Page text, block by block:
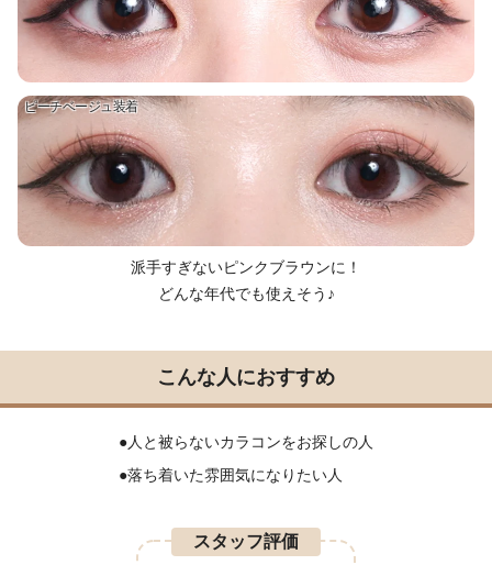
ピーチベージュ装着
派手すぎないピンクブラウンに！
どんな年代でも使えそう♪
こんな人におすすめ
●人と被らないカラコンをお探しの人
●落ち着いた雰囲気になりたい人
スタッフ評価